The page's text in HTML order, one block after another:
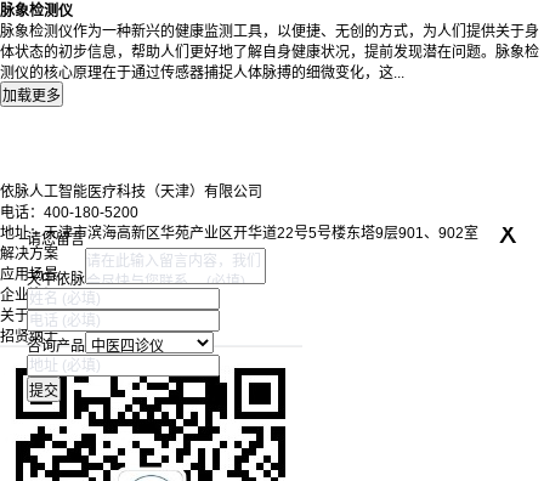
脉象检测仪
脉象检测仪作为一种新兴的健康监测工具，以便捷、无创的方式，为人们提供关于身
体状态的初步信息，帮助人们更好地了解自身健康状况，提前发现潜在问题。脉象检
测仪的核心原理在于通过传感器捕捉人体脉搏的细微变化，这...
依脉人工智能医疗科技（天津）有限公司
电话：400-180-5200
地址：天津市滨海高新区华苑产业区开华道22号5号楼东塔9层901、902室
解决方案
应用场景
企业资讯
关于我们
招贤纳士
请您留言 x
天中依脉
咨询产品